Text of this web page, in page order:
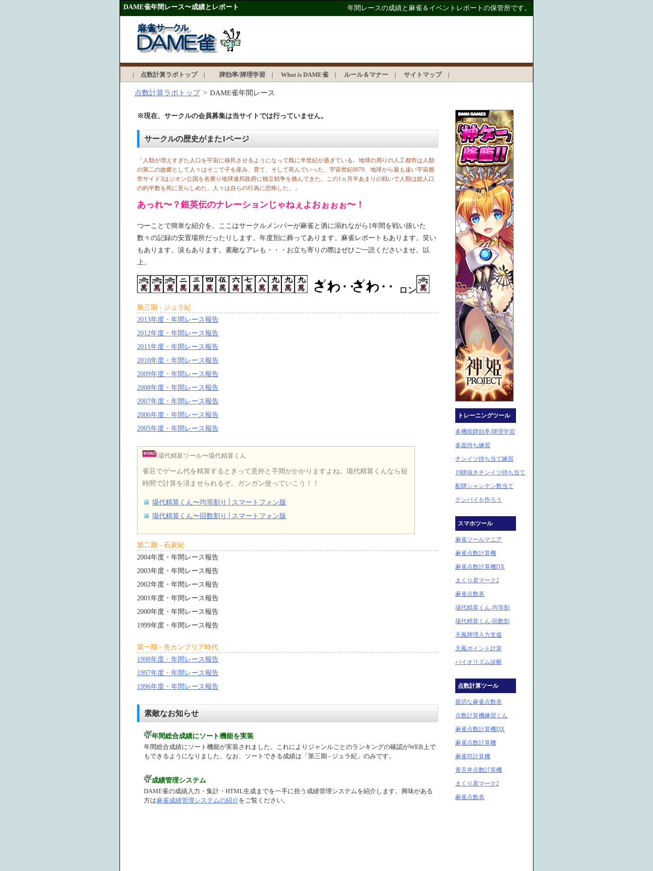
DAME雀年間レース〜成績とレポート 年間レースの成績と麻雀＆イベントレポートの保管所です。
| 点数計算ラボトップ| 牌効率/牌理学習 | What is DAME雀 | ルール＆マナー | サイトマップ|
点数計算ラボトップ > DAME雀年間レース
※現在、サークルの会員募集は当サイトでは行っていません。
サークルの歴史がまた1ページ
「人類が増えすぎた人口を宇宙に移民させるようになって既に半世紀が過ぎている。地球の周りの人工都市は人類
の第二の故郷として人々はそこで子を産み、育て、そして死んでいった。宇宙世紀0079、地球から最も遠い宇宙都
市サイド3はジオン公国を名乗り地球連邦政府に独立戦争を挑んできた。この1ヵ月半あまりの戦いで人類は総人口
の約半数を死に至らしめた。人々は自らの行為に恐怖した。」
あっれ〜？銀英伝のナレーションじゃねぇよおぉぉぉ〜！
つーことで簡単な紹介を。ここはサークルメンバーが麻雀と酒に溺れながら1年間を戦い抜いた
数々の記録の安置場所だったりします。年度別に葬ってあります。麻雀レポートもあります。笑い
もあります。涙もあります。素敵なアレも・・・お立ち寄りの際はぜひご一読くださいませ。以
上。
ロン
第三期 - ジュラ紀
2013年度・年間レース報告
2012年度・年間レース報告
2011年度・年間レース報告
2010年度・年間レース報告
2009年度・年間レース報告
2008年度・年間レース報告
2007年度・年間レース報告
2006年度・年間レース報告
2005年度・年間レース報告
場代精算ツール〜場代精算くん
雀荘でゲーム代を精算するときって意外と手間がかかりますよね。場代精算くんなら短
時間で計算を済ませられるぞ。ガンガン使っていこう！！
場代精算くん〜均等割り│スマートフォン版
場代精算くん〜回数割り│スマートフォン版
第二期 - 石炭紀
2004年度・年間レース報告
2003年度・年間レース報告
2002年度・年間レース報告
2001年度・年間レース報告
2000年度・年間レース報告
1999年度・年間レース報告
第一期 - 先カンブリア時代
1998年度・年間レース報告
1997年度・年間レース報告
1996年度・年間レース報告
素敵なお知らせ
年間総合成績にソート機能を実装
年間総合成績にソート機能が実装されました。これによりジャンルごとのランキングの確認がWEB上で
もできるようになりました。なお、ソートできる成績は「第三期 - ジュラ紀」のみです。
成績管理システム
DAME雀の成績入力・集計・HTML生成までを一手に担う成績管理システムを紹介します。興味がある
方は麻雀成績管理システムの紹介をご覧ください。
トレーニングツール
多機能牌効率/牌理学習
多面待ち練習
チンイツ待ち当て練習
19牌抜きチンイツ待ち当て
配牌シャンテン数当て
テンパイを作ろう
スマホツール
麻雀ツールマニア
麻雀点数計算機
麻雀点数計算機DX
まくり君マーク2
麻雀点数表
場代精算くん-均等割
場代精算くん-回数割
天鳳牌理入力支援
天鳳ポイント計算
バイオリズム診断
点数計算ツール
親切な麻雀点数表
点数計算機練習くん
麻雀点数計算機DX
麻雀点数計算機
麻雀符計算機
青天井点数計算機
まくり君マーク2
麻雀点数表